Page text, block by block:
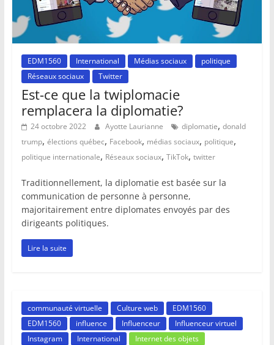
EDM1560 International Médias sociaux
politique
Réseaux sociaux
Twitter
Est-ce que la twiplomacie
remplacera la diplomatie?
24 octobre 2022 Ayotte Laurianne diplomatie, donald
trump, élections québec, Facebook, médias sociaux, politique,
politique internationale, Réseaux sociaux, TikTok, twitter
Traditionnellement, la diplomatie est basée sur la
communication de personne à personne,
majoritairement entre diplomates envoyés par des
dirigeants politiques.
Lire la suite
communauté virtuelle Culture web
EDM1560
EDM1560
influence Influenceur
Influenceur virtuel
Instagram
International
Internet des objets